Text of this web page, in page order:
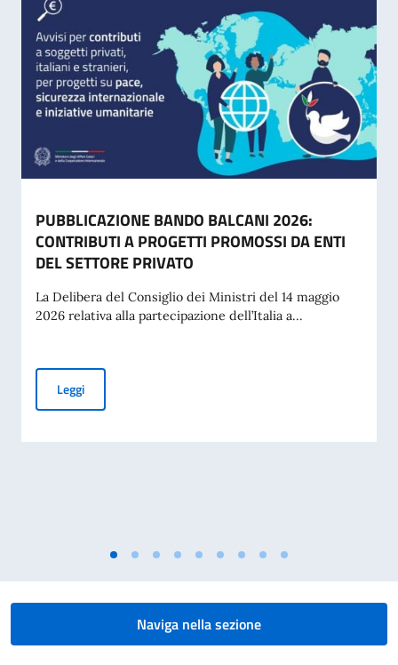
PUBBLICAZIONE BANDO BALCANI 2026:
CONTRIBUTI A PROGETTI PROMOSSI DA ENTI
DEL SETTORE PRIVATO
La Delibera del Consiglio dei Ministri del 14 maggio
2026 relativa alla partecipazione dell’Italia a...
LeggiPUBBLICAZIONE BANDO BALCANI 2026: CONTRIBUTI A
Naviga nella sezione